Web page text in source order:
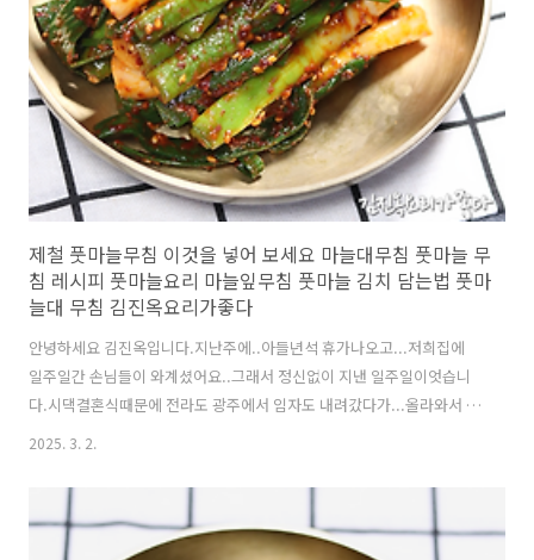
제철 풋마늘무침 이것을 넣어 보세요 마늘대무침 풋마늘 무
침 레시피 풋마늘요리 마늘잎무침 풋마늘 김치 담는법 풋마
늘대 무침 김진옥요리가좋다
안녕하세요 김진옥입니다.지난주에..아들년석 휴가나오고...저희집에
일주일간 손님들이 와계셨어요..그래서 정신없이 지낸 일주일이엇습니
다.시댁결혼식때문에 전라도 광주에서 임자도 내려갔다가...올라와서 손
님들 일주일동안 치르고..정말...무슨 정신으로 일주일을 보냈는지 모르
군대복귀하네요..;; 요즘 풋마늘이 제철입니다.일년중 이맘때만 드실수
있는 몸에 좋고 맛도 좋은 풋마늘~~오늘은 풋마늘을 데쳐서 보통 초고추
장양념에 많이 무쳐드시는데요~액젓을 넣고 무쳐보세요!!!깊은 맛이 난
2025. 3. 2.